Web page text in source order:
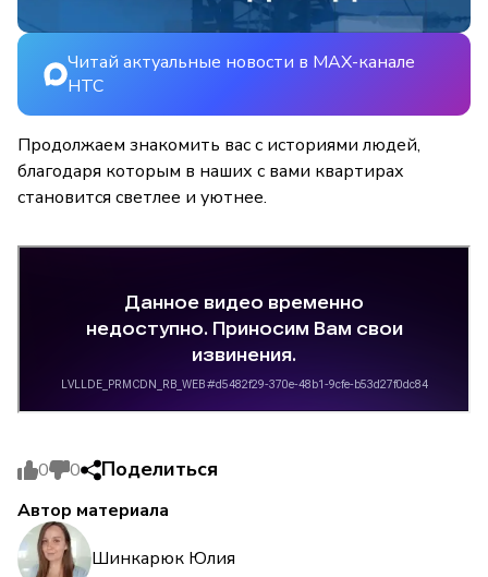
Читай актуальные новости в MAX-канале
НТС
Продолжаем знакомить вас с историями людей,
благодаря которым в наших с вами квартирах
становится светлее и уютнее.
0 0 Поделиться
Автор материала
Шинкарюк Юлия